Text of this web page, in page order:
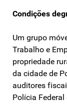
Condições
Um grupo
Trabalho e
propriedade
da cidade de
auditores
Polícia